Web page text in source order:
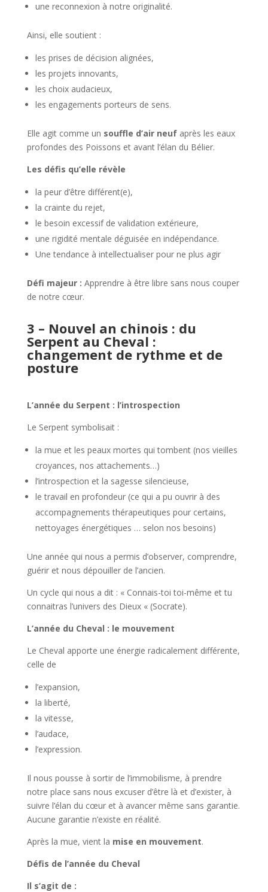
une reconnexion à notre originalité.
Ainsi, elle soutient :
les prises de décision alignées,
les projets innovants,
les choix audacieux,
les engagements porteurs de sens.
Elle agit comme un souffle d’air neufaprès les eaux
profondes des Poissons et avant l’élan du Bélier.
Les défis qu’elle révèle
la peur d’être différent(e),
la crainte du rejet,
le besoin excessif de validation extérieure,
une rigidité mentale déguisée en indépendance.
Une tendance à intellectualiser pour ne plus agir
Défi majeur : Apprendre à être libre sans nous couper
de notre cœur.
3 – Nouvel an chinois : du
Serpent au Cheval :
changement de rythme et de
posture
L’année du Serpent : l’introspection
Le Serpent symbolisait :
la mue et les peaux mortes qui tombent (nos vieilles
croyances, nos attachements…)
l’introspection et la sagesse silencieuse,
le travail en profondeur (ce qui a pu ouvrir à des
accompagnements thérapeutiques pour certains,
nettoyages énergétiques … selon nos besoins)
Une année qui nous a permis d’observer, comprendre,
guérir et nous dépouiller de l’ancien.
Un cycle qui nous a dit : « Connais-toi toi-même et tu
connaitras l’univers des Dieux « (Socrate).
L’année du Cheval : le mouvement
Le Cheval apporte une énergie radicalement différente,
celle de
l’expansion,
la liberté,
la vitesse,
l’audace,
l’expression.
Il nous pousse à sortir de l’immobilisme, à prendre
notre place sans nous excuser d’être là et d’exister, à
suivre l’élan du cœur et à avancer même sans garantie.
Aucune garantie n’existe en réalité.
Après la mue, vient la mise en mouvement.
Défis de l’année du Cheval
Il s’agit de :